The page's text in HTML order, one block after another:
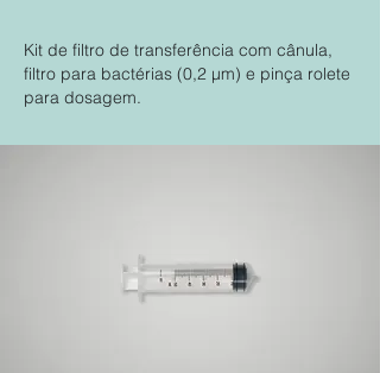
Kit de filtro de transferência com cânula,
filtro para bactérias (0,2 μm) e pinça rolete
para dosagem.